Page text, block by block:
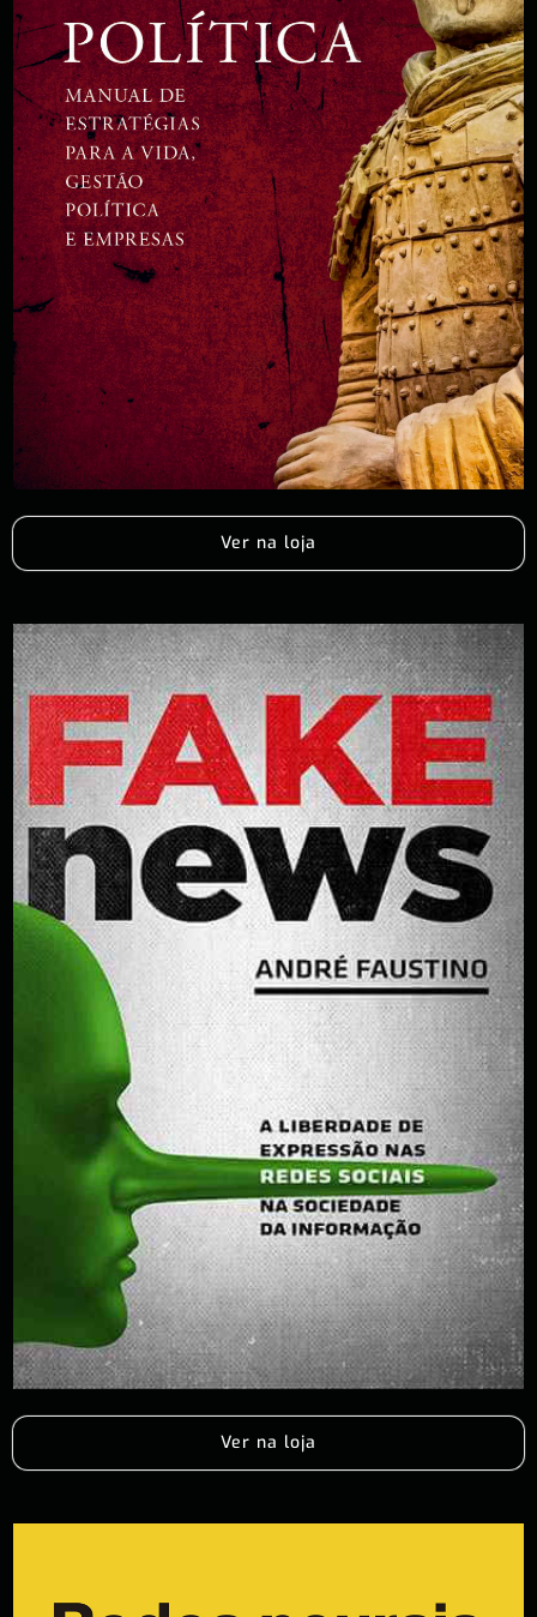
Ver na loja
Ver na loja